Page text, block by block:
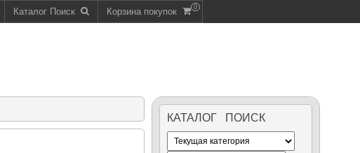
Каталог Поиск Корзина покупок 0
КАТАЛОГ ПОИСК